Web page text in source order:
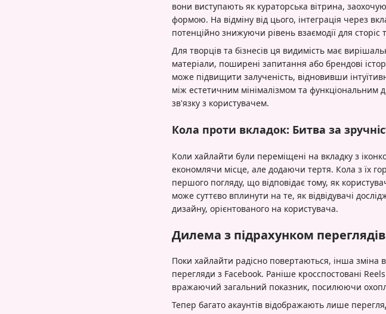
вони виступають як кураторська вітрина,
формою. На відміну від цього, інтеграція через
потенційно знижуючи рівень взаємодії для сторіс
Для творців та бізнесів ця видимість має
матеріали, поширені запитання або брендові
може підвищити залученість, відновивши
між естетичним мінімалізмом та
зв'язку з користувачем.
Кола проти вкладок: Битва за
Коли хайлайти були переміщені на вкладку з
економлячи місце, але додаючи тертя. Кола з їх
першого погляду, що відповідає тому, як
може суттєво вплинути на те, як відвідувачі
дизайну, орієнтованого на користувача.
Дилема з підрахунком
Поки хайлайти радісно повертаються, інша зміна
перегляди з Facebook. Раніше кросспостовані
вражаючий загальний показник, посилюючи
Тепер багато акаунтів відображають лише